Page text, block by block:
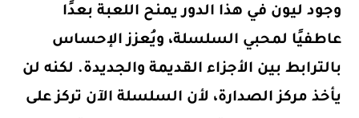
وجود ليون في هذا الدور يمنح اللعبة بعدًا
عاطفيًا لمحبي السلسلة، ويُعزز الإحساس
بالترابط بين الأجزاء القديمة والجديدة. لكنه لن
يأخذ مركز الصدارة، لأن السلسلة الآن تركز على